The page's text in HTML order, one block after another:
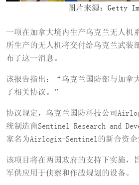
图片来源：Getty
一项在加拿大境内生产乌克兰无人机
所生产的无人机将交付给乌克兰武装
布了这一消息。
该报告指出：“乌克兰国防部与加拿
了相关协议。”
协议规定，乌克兰国防科技公司
统制造商Sentinel Research and
家名为Airlogix-Sentinel的新合资企
该项目将在两国政府的支持下实施，
军供应用于侦察和作战规划的设备。